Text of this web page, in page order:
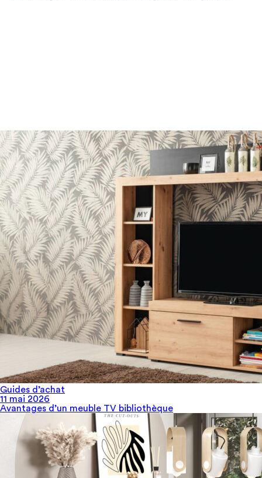
Guides d’achat
11 mai 2026
Avantages d’un meuble TV bibliothèque